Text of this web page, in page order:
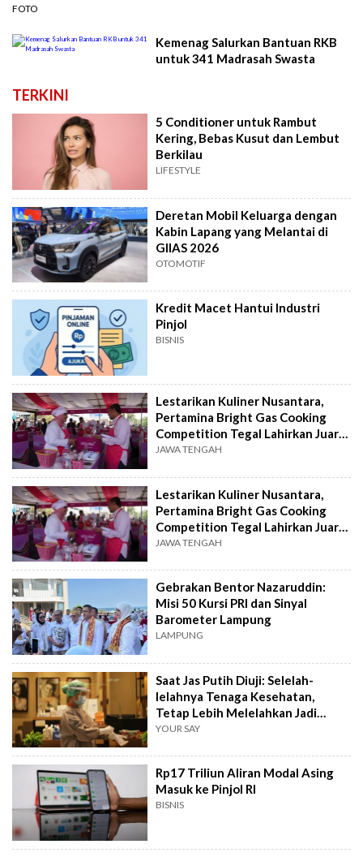
FOTO
Kemenag Salurkan Bantuan RKB
untuk 341 Madrasah Swasta
TERKINI
5 Conditioner untuk Rambut
Kering, Bebas Kusut dan Lembut
Berkilau
LIFESTYLE
Deretan Mobil Keluarga dengan
Kabin Lapang yang Melantai di
GIIAS 2026
OTOMOTIF
Kredit Macet Hantui Industri
Pinjol
BISNIS
Lestarikan Kuliner Nusantara,
Pertamina Bright Gas Cooking
Competition Tegal Lahirkan Juara
Baru
JAWA TENGAH
Lestarikan Kuliner Nusantara,
Pertamina Bright Gas Cooking
Competition Tegal Lahirkan Juara
Baru
JAWA TENGAH
Gebrakan Bentor Nazaruddin:
Misi 50 Kursi PRI dan Sinyal
Barometer Lampung
LAMPUNG
Saat Jas Putih Diuji: Selelah-
lelahnya Tenaga Kesehatan,
Tetap Lebih Melelahkan Jadi
Pasien
YOUR SAY
Rp17 Triliun Aliran Modal Asing
Masuk ke Pinjol RI
BISNIS